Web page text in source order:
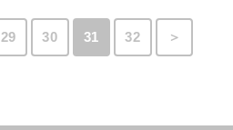
29 30 31 32 ＞